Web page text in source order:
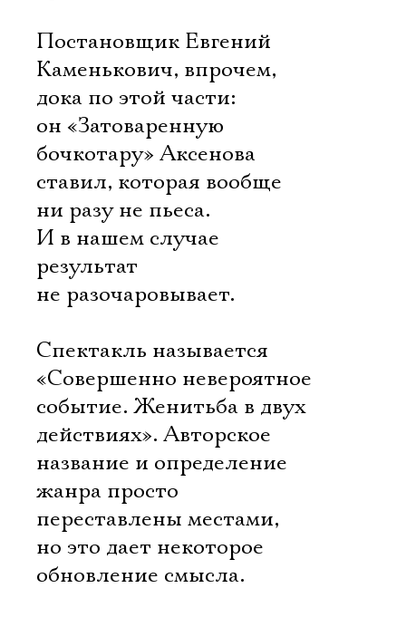
Постановщик Евгений
Каменькович, впрочем,
дока по этой части:
он «Затоваренную
бочкотару» Аксенова
ставил, которая вообще
ни разу не пьеса.
И в нашем случае
результат
не разочаровывает.
Спектакль называется
«Совершенно невероятное
событие. Женитьба в двух
действиях». Авторское
название и определение
жанра просто
переставлены местами,
но это дает некоторое
обновление смысла.